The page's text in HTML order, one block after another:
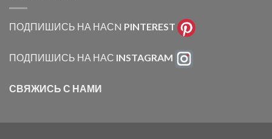
ПОДПИШИСЬ НА НАСN PINTEREST
ПОДПИШИСЬ НА НАС INSTAGRAM
СВЯЖИСЬ С НАМИ